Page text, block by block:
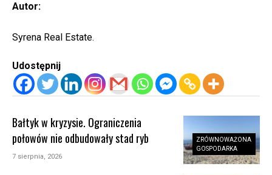
Autor:
Syrena Real Estate.
Udostępnij
ZRÓWNOWAŻONA
GOSPODARKA
Bałtyk w kryzysie. Ograniczenia
połowów nie odbudowały stad ryb
7 sierpnia, 2026